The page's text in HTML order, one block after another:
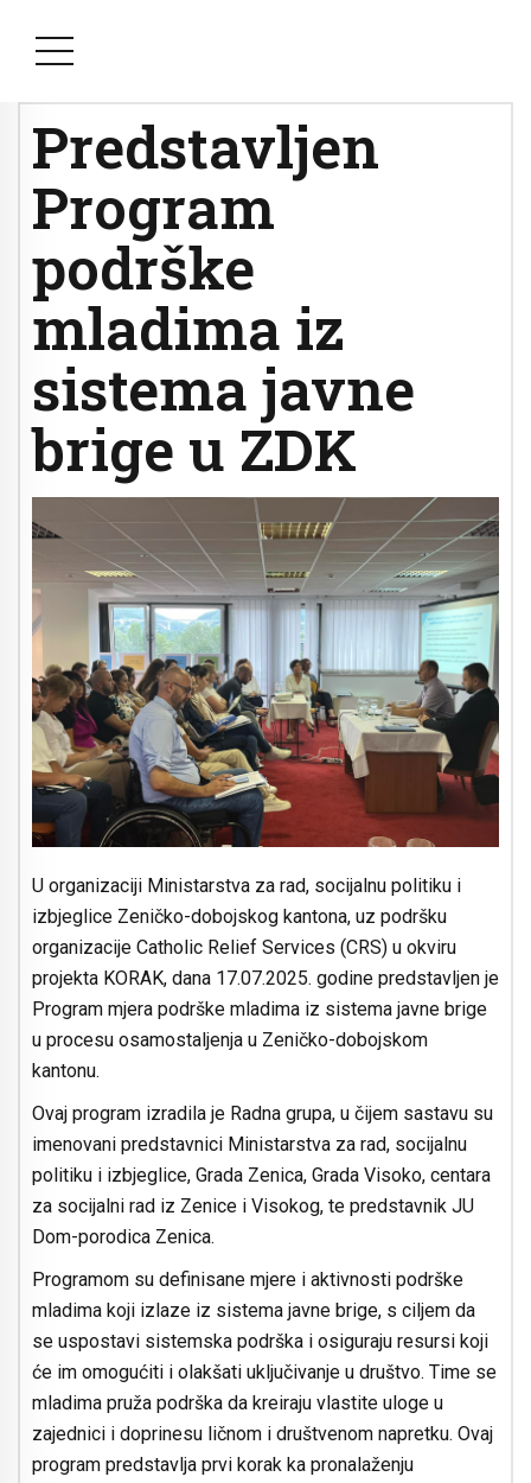
Predstavljen
Program
podrške
mladima iz
sistema javne
brige u ZDK
U organizaciji Ministarstva za rad, socijalnu politiku i
izbjeglice Zeničko-dobojskog kantona, uz podršku
organizacije Catholic Relief Services (CRS) u okviru
projekta KORAK, dana 17.07.2025. godine predstavljen je
Program mjera podrške mladima iz sistema javne brige
u procesu osamostaljenja u Zeničko-dobojskom
kantonu.
Ovaj program izradila je Radna grupa, u čijem sastavu su
imenovani predstavnici Ministarstva za rad, socijalnu
politiku i izbjeglice, Grada Zenica, Grada Visoko, centara
za socijalni rad iz Zenice i Visokog, te predstavnik JU
Dom-porodica Zenica.
Programom su definisane mjere i aktivnosti podrške
mladima koji izlaze iz sistema javne brige, s ciljem da
se uspostavi sistemska podrška i osiguraju resursi koji
će im omogućiti i olakšati uključivanje u društvo. Time se
mladima pruža podrška da kreiraju vlastite uloge u
zajednici i doprinesu ličnom i društvenom napretku. Ovaj
program predstavlja prvi korak ka pronalaženju